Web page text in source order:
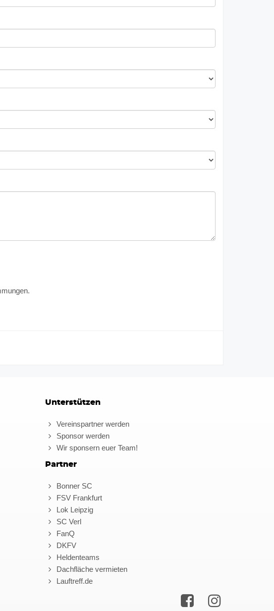
.
Unterstützen
Vereinspartner werden
Sponsor werden
Wir sponsern euer Team!
Partner
Bonner SC
FSV Frankfurt
Lok Leipzig
SC Verl
FanQ
DKFV
Heldenteams
Dachfläche vermieten
Lauftreff.de